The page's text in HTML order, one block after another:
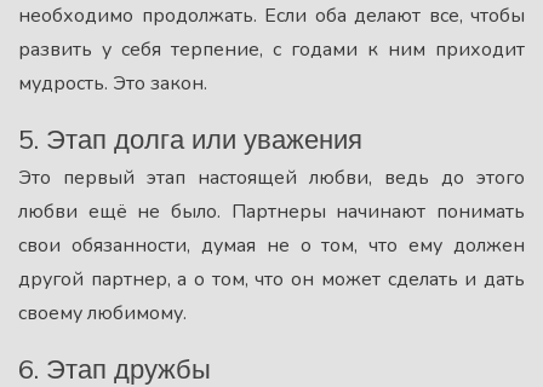
необходимо продолжать. Если оба делают все, чтобы
развить у себя терпение, с годами к ним приходит
мудрость. Это закон.
5. Этап долга или уважения
Это первый этап настоящей любви, ведь до этого
любви ещё не было. Партнеры начинают понимать
свои обязанности, думая не о том, что ему должен
другой партнер, а о том, что он может сделать и дать
своему любимому.
6. Этап дружбы